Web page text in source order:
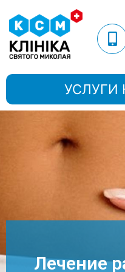
УСЛУГИ
Лечение